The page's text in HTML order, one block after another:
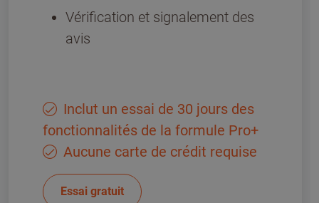
Vérification et signalement des
avis
Inclut un essai de 30 jours des
fonctionnalités de la formule Pro+
Aucune carte de crédit requise
Essai gratuit